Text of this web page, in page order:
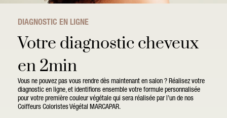
DIAGNOSTIC EN LIGNE
Votre diagnostic cheveux
en 2min
Vous ne pouvez pas vous rendre dès maintenant en salon ? Réalisez votre
diagnostic en ligne, et identifions ensemble votre formule personnalisée
pour votre première couleur végétale qui sera réalisée par l’un de nos
Coiffeurs Coloristes Végétal MARCAPAR.